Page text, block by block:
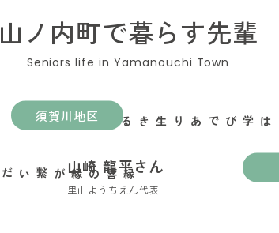
山ノ内町で暮らす先輩
須賀川地区
遊ぶことは学びであり生きること
山崎 龍平さん
里山ようちえん代表